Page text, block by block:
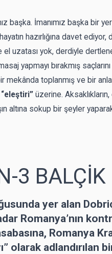
başka. İmanımız başka bir
hazırlığına davet ediyor,
uzatası yok, derdiyle
yapmayı bırakmış
mekânda toplanmış ve bir
“eleştiri” üzerine. Aksaklıkların,
altına sokup bir şeyler
3 BALÇİK
yer alan
Romanya’nın
Romanya
olarak adlandırılan